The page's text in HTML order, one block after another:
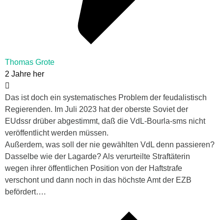
Thomas Grote
2 Jahre her
Das ist doch ein systematisches Problem der feudalistisch
Regierenden. Im Juli 2023 hat der oberste Soviet der
EUdssr drüber abgestimmt, daß die VdL-Bourla-sms nicht
veröffentlicht werden müssen.
Außerdem, was soll der nie gewählten VdL denn passieren?
Dasselbe wie der Lagarde? Als verurteilte Straftäterin
wegen ihrer öffentlichen Position von der Haftstrafe
verschont und dann noch in das höchste Amt der EZB
befördert….